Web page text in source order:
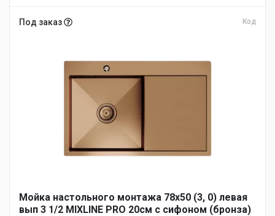
Под заказ Код
Мойка настольного монтажа 78х50 (3, 0) левая
вып 3 1/2 MIXLINE PRO 20см с сифоном (бронза)